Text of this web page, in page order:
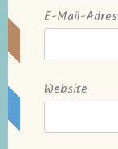
E-Mail-
Website